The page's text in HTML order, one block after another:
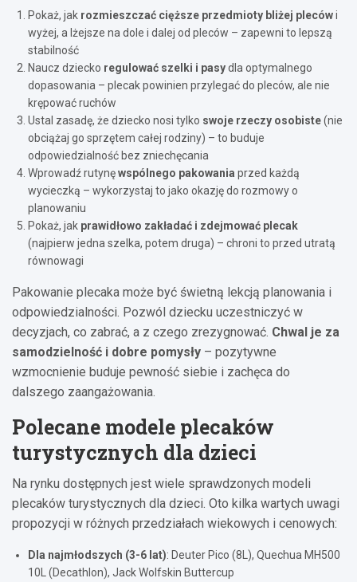
Pokaż, jak rozmieszczać cięższe przedmioty bliżej plecówi
wyżej, a lżejsze na dole i dalej od pleców – zapewni to lepszą
stabilność
Naucz dziecko regulować szelki i pasydla optymalnego
dopasowania – plecak powinien przylegać do pleców, ale nie
krępować ruchów
Ustal zasadę, że dziecko nosi tylko swoje rzeczy osobiste(nie
obciążaj go sprzętem całej rodziny) – to buduje
odpowiedzialność bez zniechęcania
Wprowadź rutynęwspólnego pakowania przed każdą
wycieczką – wykorzystaj to jako okazję do rozmowy o
planowaniu
Pokaż, jak prawidłowo zakładać i zdejmować plecak
(najpierw jedna szelka, potem druga) – chroni to przed utratą
równowagi
Pakowanie plecaka może być świetną lekcją planowania i
odpowiedzialności. Pozwól dziecku uczestniczyć w
decyzjach, co zabrać, a z czego zrezygnować. Chwal je za
samodzielność i dobre pomysły – pozytywne
wzmocnienie buduje pewność siebie i zachęca do
dalszego zaangażowania.
Polecane modele plecaków
turystycznych dla dzieci
Na rynku dostępnych jest wiele sprawdzonych modeli
plecaków turystycznych dla dzieci. Oto kilka wartych uwagi
propozycji w różnych przedziałach wiekowych i cenowych:
Dla najmłodszych (3-6 lat): Deuter Pico (8L), Quechua MH500
10L (Decathlon), Jack Wolfskin Buttercup